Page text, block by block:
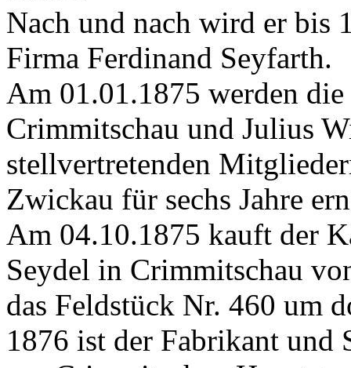
Nach und nach wird er bis
Firma Ferdinand Seyfarth.
Am 01.01.1875 werden
Crimmitschau und Julius
stellvertretenden
Zwickau für sechs Jahre
Am 04.10.1875 kauft der
Seydel in Crimmitschau
das Feldstück Nr. 460 um
1876 ist der Fabrikant und